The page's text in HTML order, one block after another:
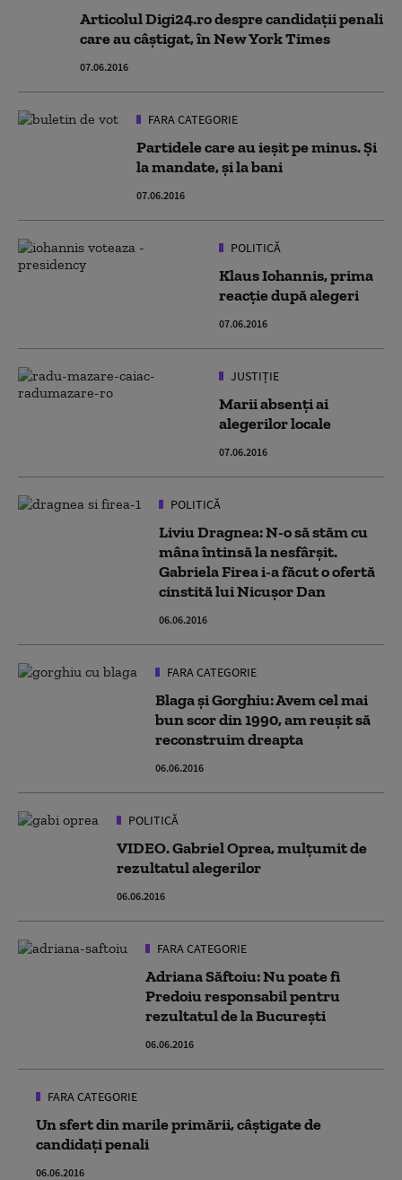
Articolul Digi24.ro despre candidaţii penali
care au câştigat, în New York Times
07.06.2016
FARA CATEGORIE
Partidele care au ieșit pe minus. Și
la mandate, și la bani
07.06.2016
POLITICĂ
Klaus Iohannis, prima
reacție după alegeri
07.06.2016
JUSTIȚIE
Marii absenţi ai
alegerilor locale
07.06.2016
POLITICĂ
Liviu Dragnea: N-o să stăm cu
mâna întinsă la nesfârșit.
Gabriela Firea i-a făcut o ofertă
cinstită lui Nicușor Dan
06.06.2016
FARA CATEGORIE
Blaga şi Gorghiu: Avem cel mai
bun scor din 1990, am reuşit să
reconstruim dreapta
06.06.2016
POLITICĂ
VIDEO. Gabriel Oprea, mulțumit de
rezultatul alegerilor
06.06.2016
FARA CATEGORIE
Adriana Săftoiu: Nu poate fi
Predoiu responsabil pentru
rezultatul de la București
06.06.2016
FARA CATEGORIE
Un sfert din marile primării, câștigate de
candidați penali
06.06.2016